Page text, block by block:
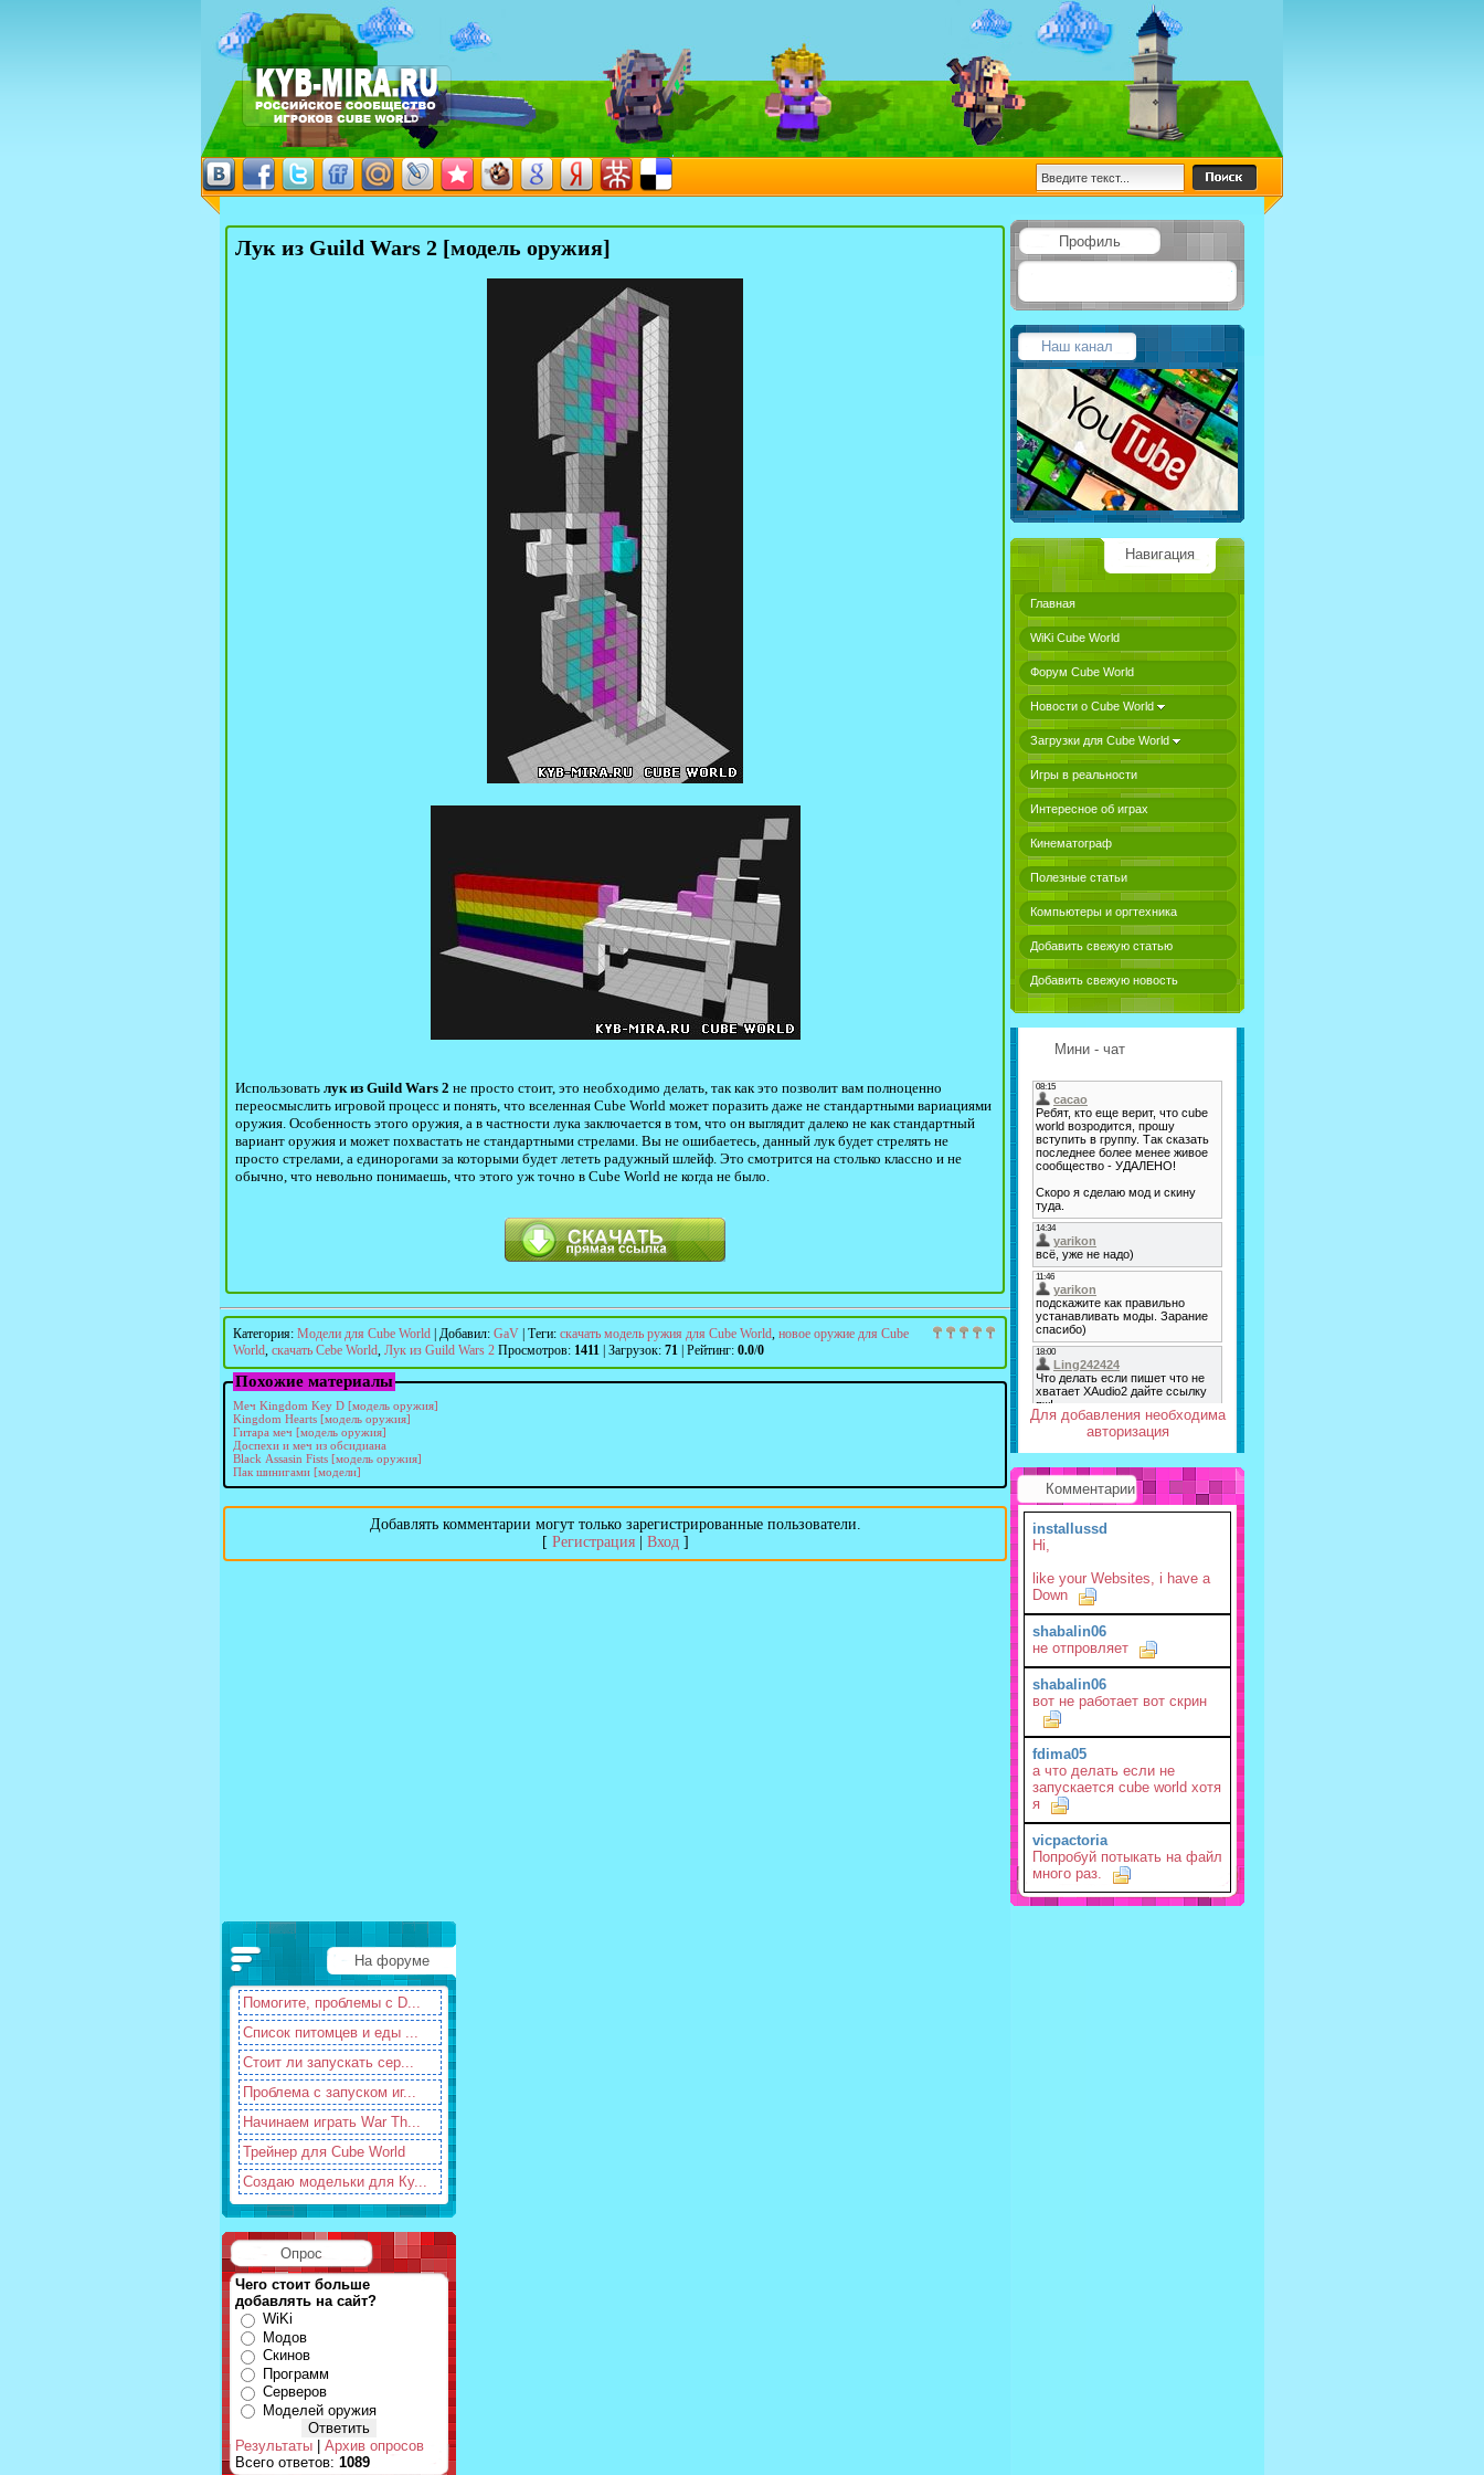
Лук из Guild Wars 2 [модель оружия]
Использовать лук из Guild Wars 2 не просто стоит, это необходимо делать, так как это позволит вам полноценно
переосмыслить игровой процесс и понять, что вселенная Cube World может поразить даже не стандартными вариациями
оружия. Особенность этого оружия, а в частности лука заключается в том, что он выглядит далеко не как стандартный
вариант оружия и может похвастать не стандартными стрелами. Вы не ошибаетесь, данный лук будет стрелять не
просто стрелами, а единорогами за которыми будет лететь радужный шлейф. Это смотрится на столько классно и не
обычно, что невольно понимаешь, что этого уж точно в Cube World не когда не было.
Категория: Модели для Cube World Добавил: GaV Теги: скачать модель ружия для Cube World, новое оружие для Cube
World, скачать Cebe World, Лук из Guild Wars 2 Просмотров: 1411 Загрузок: 71 Рейтинг: 0.0/0
Похожие материалы
Меч Kingdom Key D [модель оружия]
Kingdom Hearts [модель оружия]
Гитара меч [модель оружия]
Доспехи и меч из обсидиана
Black Assasin Fists [модель оружия]
Пак шинигами [модели]
Добавлять комментарии могут только зарегистрированные пользователи.
[ Регистрация| Вход]
Профиль
Наш канал
Навигация
Главная
WiKi Cube World
Форум Cube World
Новости о Cube World
Загрузки для Cube World
Игры в реальности
Интересное об играх
Кинематограф
Полезные статьи
Компьютеры и оргтехника
Добавить свежую статью
Добавить свежую новость
Мини - чат
Для добавления необходима
авторизация
Комментарии
installussd
Hi,
like your Websites, i have a
Down
shabalin06
не отпровляет
shabalin06
вот не работает вот скрин
fdima05
а что делать если не
запускается cube world хотя
я
vicpactoria
Попробуй потыкать на файл
много раз.
На форуме
Помогите, проблемы с D...
Список питомцев и еды ...
Стоит ли запускать сер...
Проблема с запуском иг...
Начинаем играть War Th...
Трейнер для Cube World
Создаю модельки для Ку...
Опрос
Чего стоит больше
добавлять на сайт?
WiKi
Модов
Скинов
Программ
Серверов
Моделей оружия
Результаты
Архив опросов
Всего ответов: 1089